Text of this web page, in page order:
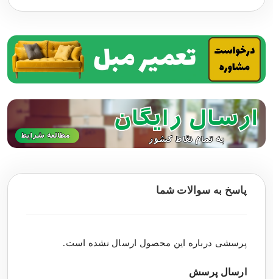
پاسخ به سوالات شما
پرسشی درباره این محصول ارسال نشده است.
ارسال پرسش